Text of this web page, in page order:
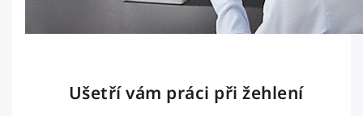
Ušetří vám práci při žehlení